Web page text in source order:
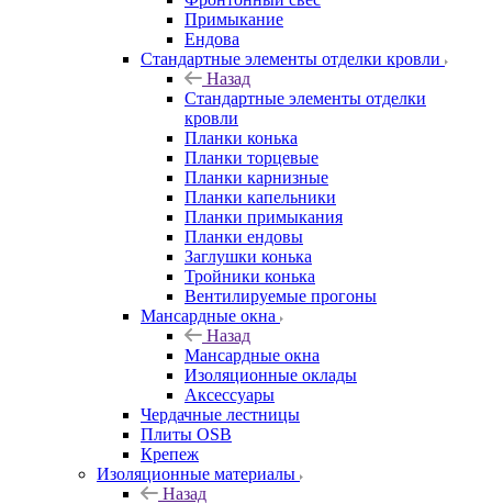
Примыкание
Ендова
Стандартные элементы отделки кровли
Назад
Стандартные элементы отделки
кровли
Планки конька
Планки торцевые
Планки карнизные
Планки капельники
Планки примыкания
Планки ендовы
Заглушки конька
Тройники конька
Вентилируемые прогоны
Мансардные окна
Назад
Мансардные окна
Изоляционные оклады
Аксессуары
Чердачные лестницы
Плиты OSB
Крепеж
Изоляционные материалы
Назад